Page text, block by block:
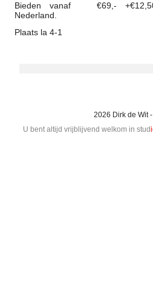
Bieden vanaf €69,- +€12,50
Nederland.
Plaats la 4-1
2026 Dirk de Wit
U bent altijd vrijblijvend welkom in studi